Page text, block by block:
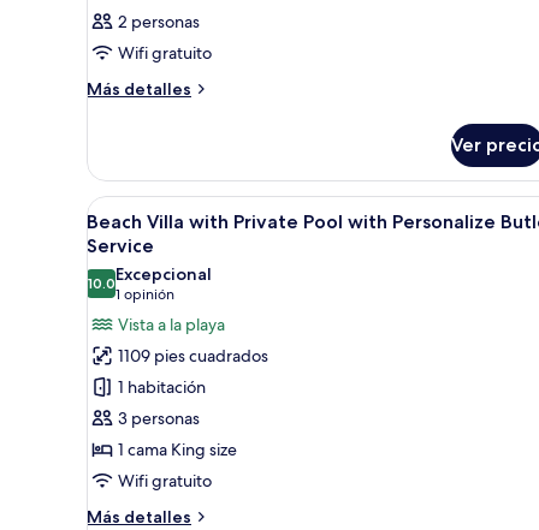
2 personas
Wifi gratuito
Más detalles
Más
Ver
Abrir
todas
las
fotos
de
Beach
Villa
with
Private
Pool
with
Personalize
Habitación de hotel con una
5
Beach Villa with Private Pool with Personalize
Service
10.010.0 de 10
Excepcional
1 opinión
(1
opinión)
Vista a la playa
1109 pies cuadrados
1 habitación
3 personas
1 cama King size
Wifi gratuito
Más detalles
Más